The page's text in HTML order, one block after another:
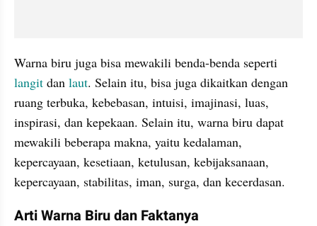
langit dan laut. Selain itu, bisa juga dikaitkan dengan
ruang terbuka, kebebasan, intuisi, imajinasi, luas,
inspirasi, dan kepekaan. Selain itu, warna biru dapat
mewakili beberapa makna, yaitu kedalaman,
kepercayaan, kesetiaan, ketulusan, kebijaksanaan,
kepercayaan, stabilitas, iman, surga, dan kecerdasan.
Arti Warna Biru dan Faktanya